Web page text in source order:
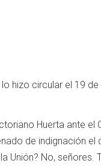
hizo circular el 19
Huerta ante el
de indignación el
Unión? No, señores.